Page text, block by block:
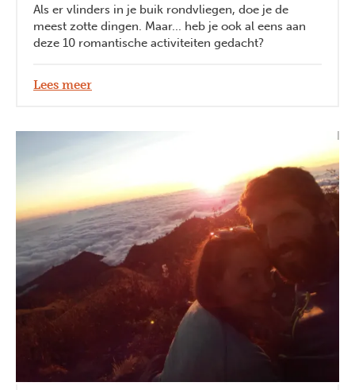
Als er vlinders in je buik rondvliegen, doe je de
meest zotte dingen. Maar... heb je ook al eens aan
deze 10 romantische activiteiten gedacht?
Lees meer